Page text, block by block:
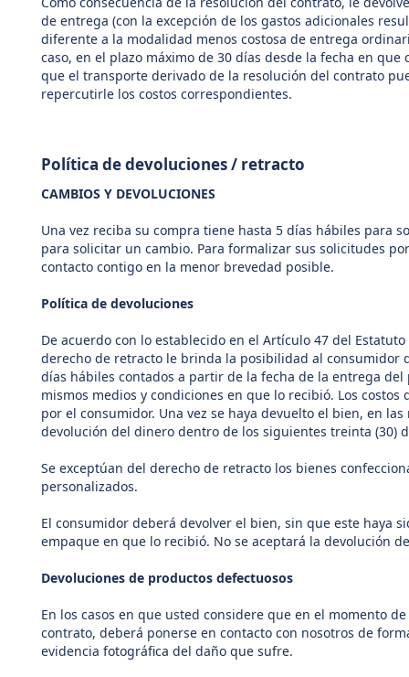
de entrega (con la excepción de los gastos adicionales
diferente a la modalidad menos costosa de entrega
caso, en el plazo máximo de 30 días desde la fecha en
que el transporte derivado de la resolución del contrato
repercutirle los costos correspondientes.
Política de devoluciones / retracto
CAMBIOS Y DEVOLUCIONES
Una vez reciba su compra tiene hasta 5 días hábiles para
para solicitar un cambio. Para formalizar sus solicitudes
contacto contigo en la menor brevedad posible.
Política de devoluciones
De acuerdo con lo establecido en el Artículo 47 del
derecho de retracto le brinda la posibilidad al consumidor
días hábiles contados a partir de la fecha de la entrega
mismos medios y condiciones en que lo recibió. Los
por el consumidor. Una vez se haya devuelto el bien, en
devolución del dinero dentro de los siguientes treinta (30)
Se exceptúan del derecho de retracto los bienes
personalizados.
El consumidor deberá devolver el bien, sin que este haya
empaque en que lo recibió. No se aceptará la devolución
Devoluciones de productos defectuosos
En los casos en que usted considere que en el momento
contrato, deberá ponerse en contacto con nosotros de
evidencia fotográfica del daño que sufre.